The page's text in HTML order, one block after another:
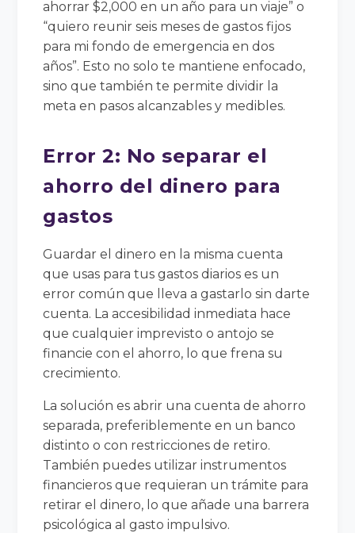
ahorrar $2,000 en un año para un viaje” o
“quiero reunir seis meses de gastos fijos
para mi fondo de emergencia en dos
años”. Esto no solo te mantiene enfocado,
sino que también te permite dividir la
meta en pasos alcanzables y medibles.
Error 2: No separar el
ahorro del dinero para
gastos
Guardar el dinero en la misma cuenta
que usas para tus gastos diarios es un
error común que lleva a gastarlo sin darte
cuenta. La accesibilidad inmediata hace
que cualquier imprevisto o antojo se
financie con el ahorro, lo que frena su
crecimiento.
La solución es abrir una cuenta de ahorro
separada, preferiblemente en un banco
distinto o con restricciones de retiro.
También puedes utilizar instrumentos
financieros que requieran un trámite para
retirar el dinero, lo que añade una barrera
psicológica al gasto impulsivo.